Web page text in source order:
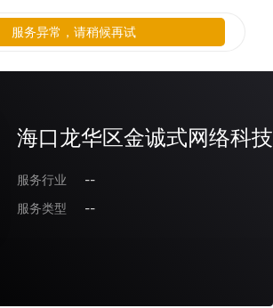
海口龙华区金诚式网络科
服务行业
--
服务类型
--
服务异常，请稍候再试